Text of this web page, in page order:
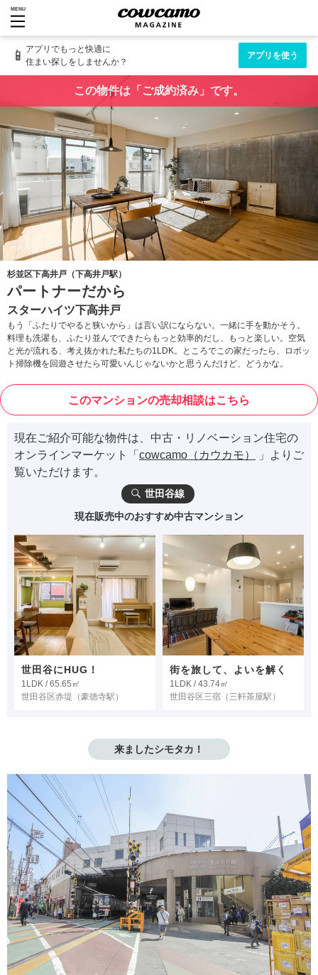
MENU
📱 アプリでもっと快適に
住まい探しをしませんか？
アプリを使う
この物件は「ご成約済み」です。
杉並区下高井戸（下高井戸駅）
パートナーだから
スターハイツ下高井戸
もう「ふたりでやると狭いから」は言い訳にならない。一緒に手を動かそう。
料理も洗濯も、ふたり並んでできたらもっと効率的だし、もっと楽しい。空気
と光が流れる、考え抜かれた私たちの1LDK。ところでこの家だったら、ロボッ
ト掃除機を回遊させたら可愛いんじゃないかと思うんだけど、どうかな。
このマンションの売却相談はこちら
現在ご紹介可能な物件は、中古・リノベーション住宅の
オンラインマーケット「 cowcamo（カウカモ）
」よりご
覧いただけます。
世田谷線
現在販売中のおすすめ中古マンション
世田谷にHUG！
1LDK / 65.65㎡
世田谷区赤堤 （豪徳寺駅）
街を旅して、よいを解く
1LDK / 43.74㎡
世田谷区三宿 （三軒茶屋駅）
来ましたシモタカ！